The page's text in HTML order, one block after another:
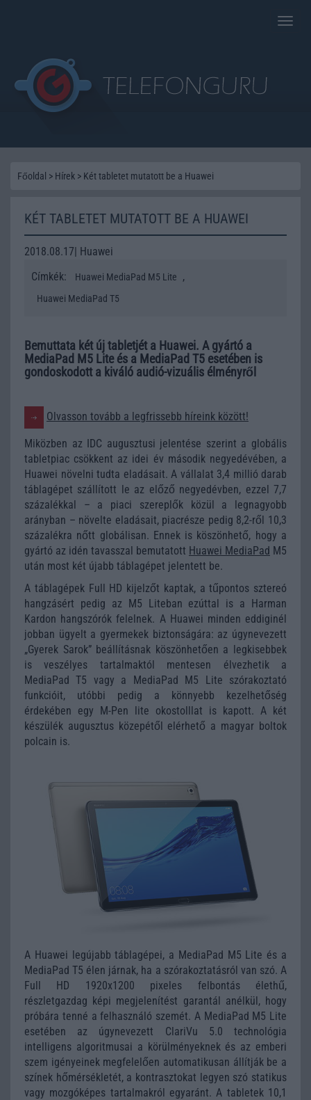
Toggle
Főoldal > Hírek > Két tabletet mutatott be a Huawei
KÉT TABLETET MUTATOTT BE A HUAWEI
2018.08.17| Huawei
Címkék:
Huawei MediaPad M5 Lite ,
Huawei MediaPad T5
Bemuttata két új tabletjét a Huawei. A gyártó a
MediaPad M5 Lite és a MediaPad T5 esetében is
gondoskodott a kiváló audió-vizuális élményről
Olvasson tovább a legfrissebb híreink között!
Miközben az IDC augusztusi jelentése szerint a globális
tabletpiac csökkent az idei év második negyedévében, a
Huawei növelni tudta eladásait. A vállalat 3,4 millió darab
táblagépet szállított le az előző negyedévben, ezzel 7,7
százalékkal – a piaci szereplők közül a legnagyobb
arányban – növelte eladásait, piacrésze pedig 8,2-ről 10,3
százalékra nőtt globálisan. Ennek is köszönhető, hogy a
gyártó az idén tavasszal bemutatott Huawei MediaPad M5
után most két újabb táblagépet jelentett be.
A táblagépek Full HD kijelzőt kaptak, a tűpontos sztereó
hangzásért pedig az M5 Liteban ezúttal is a Harman
Kardon hangszórók felelnek. A Huawei minden eddiginél
jobban ügyelt a gyermekek biztonságára: az úgynevezett
„Gyerek Sarok” beállításnak köszönhetően a legkisebbek
is veszélyes tartalmaktól mentesen élvezhetik a
MediaPad T5 vagy a MediaPad M5 Lite szórakoztató
funkcióit, utóbbi pedig a könnyebb kezelhetőség
érdekében egy M-Pen lite okostolllat is kapott. A két
készülék augusztus közepétől elérhető a magyar boltok
polcain is.
A Huawei legújabb táblagépei, a MediaPad M5 Lite és a
MediaPad T5 élen járnak, ha a szórakoztatásról van szó. A
Full HD 1920x1200 pixeles felbontás élethű,
részletgazdag képi megjelenítést garantál anélkül, hogy
próbára tenné a felhasználó szemét. A MediaPad M5 Lite
esetében az úgynevezett ClariVu 5.0 technológia
intelligens algoritmusai a körülményeknek és az emberi
szem igényeinek megfelelően automatikusan állítják be a
színek hőmérsékletét, a kontrasztokat legyen szó statikus
vagy mozgóképes tartalmakról egyaránt. A tabletek 10,1